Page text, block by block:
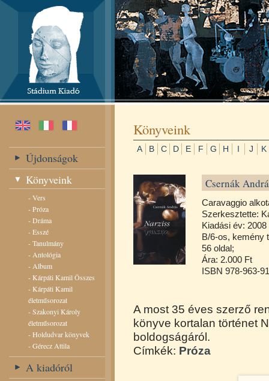
Újdonságok
Könyveink
-Vers
-Próza
-Dráma
-Esszé
-Tanulmány
- Antológia
- Album
-Kárpáti Kamil Összes
-Kárpáti Kamil
életműsorozat
-Szakonyi Károly
életműsorozat
-Holdudvar könyvek
-Gérecz Attila
A kiadóról
Könyveink
A B C D E F G H I J K
Csernák
Caravaggio
Szerkesztette:
Kiadási év: 2008
B/6-os, kemény
56 oldal;
Ára: 2.000 Ft
ISBN 978-963-
A most 35 éves szerző
könyve kortalan történet
boldogságáról.
Címkék: Próza